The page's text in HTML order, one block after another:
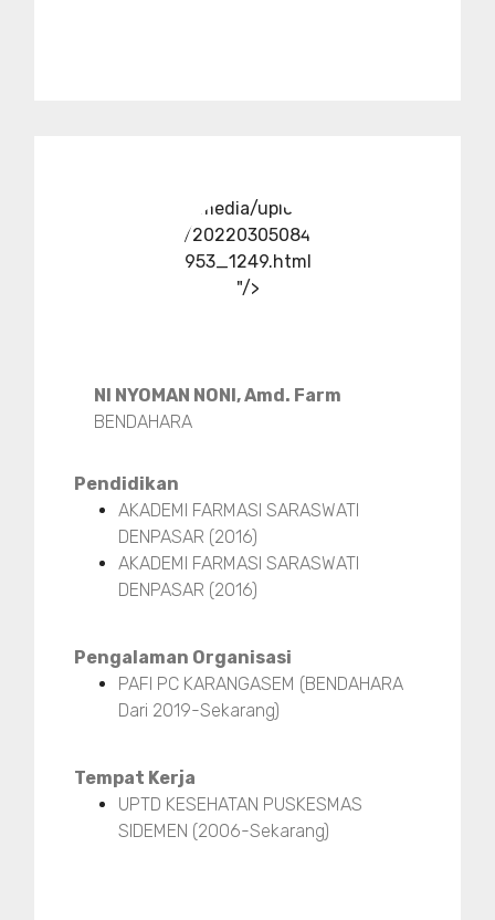
../media/upload
/20220305084
953_1249.html
"/>
NI NYOMAN NONI, Amd. Farm
BENDAHARA
Pendidikan
AKADEMI FARMASI SARASWATI
DENPASAR (2016)
AKADEMI FARMASI SARASWATI
DENPASAR (2016)
Pengalaman Organisasi
PAFI PC KARANGASEM (BENDAHARA
Dari 2019-Sekarang)
Tempat Kerja
UPTD KESEHATAN PUSKESMAS
SIDEMEN (2006-Sekarang)